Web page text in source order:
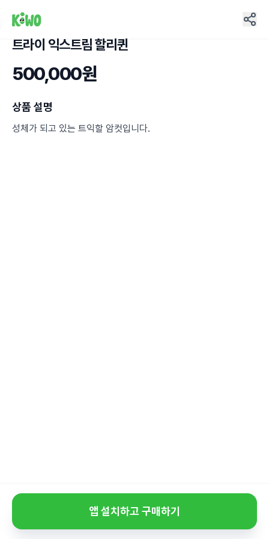
트라이 익스트림 할리퀸
500,000원
상품 설명
성체가 되고 있는 트익할 암컷입니다.
앱 설치하고 구매하기